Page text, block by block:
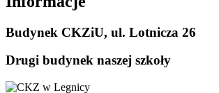
Budynek CKZiU, ul. Lotnicza 26
Drugi budynek naszej szkoły